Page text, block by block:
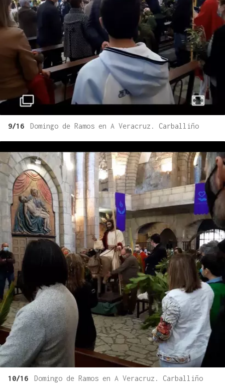
9/16 Domingo de Ramos en A Veracruz. Carballiño
10/16 Domingo de Ramos en A Veracruz. Carballiño